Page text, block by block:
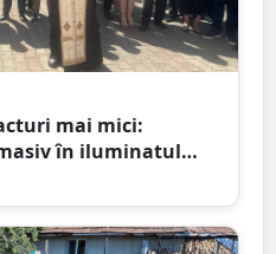
mai mici:
în iluminatul